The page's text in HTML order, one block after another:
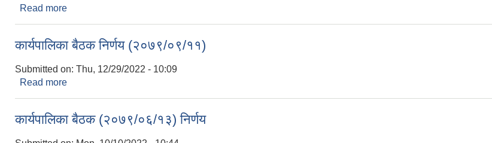
Read more
कार्यपालिका बैठक निर्णय (२०७९/०९/११)
Submitted on: Thu, 12/29/2022 - 10:09
Read more
कार्यपालिका बैठक (२०७९/०६/१३) निर्णय